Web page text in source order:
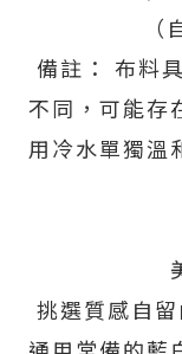
備註： 布料
不同，可能存
用冷水單獨溫
挑選質感自